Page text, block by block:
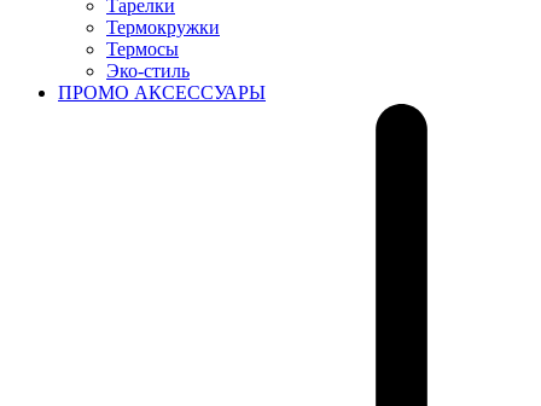
Тарелки
Термокружки
Термосы
Эко-стиль
ПРОМО АКСЕССУАРЫ